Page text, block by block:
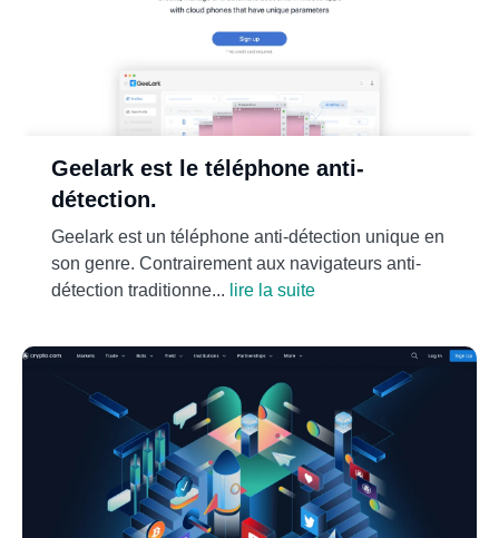
Geelark est le téléphone anti-
détection.
Geelark est un téléphone anti-détection unique en
son genre. Contrairement aux navigateurs anti-
détection traditionne... lire la suite